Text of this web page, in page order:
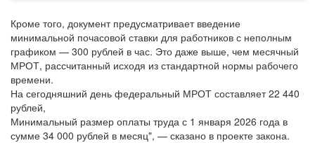
Кроме того, документ предусматривает введение
минимальной почасовой ставки для работников с неполным
графиком — 300 рублей в час. Это даже выше, чем месячный
МРОТ, рассчитанный исходя из стандартной нормы рабочего
времени.
На сегодняшний день федеральный МРОТ составляет 22 440
рублей,
Минимальный размер оплаты труда с 1 января 2026 года в
сумме 34 000 рублей в месяц", — сказано в проекте закона.